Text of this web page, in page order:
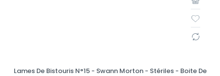
Lames De Bistouris N°15 - Swann Morton - Stériles - Boite De